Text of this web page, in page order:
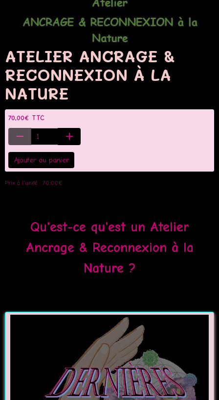
ATELIER ANCRAGE &
RECONNEXION À LA
NATURE
70,00€ TTC
Ajouter au panier
Prix à l'unité : 70,00€
Qu'est-ce qu'est un Atelier
Ancrage & Reconnexion à la
Nature ?